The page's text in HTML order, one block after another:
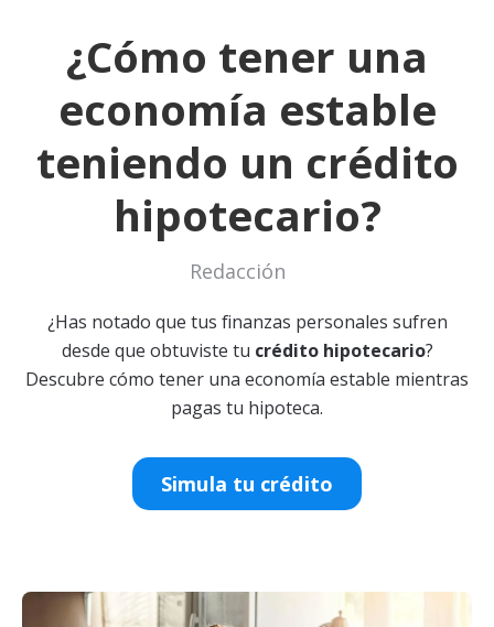
¿Cómo tener una
economía estable
teniendo un crédito
hipotecario?
Redacción
¿Has notado que tus finanzas personales sufren
desde que obtuviste tu crédito hipotecario?
Descubre cómo tener una economía estable mientras
pagas tu hipoteca.
Simula tu crédito